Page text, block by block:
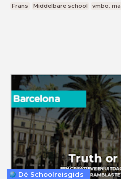
Frans Middelbare school vmbo,
Dé Schoolreisgids